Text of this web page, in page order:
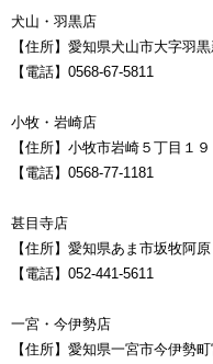
犬山・羽黒店
【住所】愛知県犬山市大字羽
【電話】0568-67-5811
小牧・岩崎店
【住所】小牧市岩崎５丁目１
【電話】0568-77-1181
甚目寺店
【住所】愛知県あま市坂牧阿
【電話】052-441-5611
一宮・今伊勢店
【住所】愛知県一宮市今伊勢